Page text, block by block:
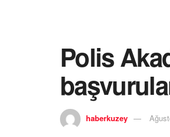
Polis
haberkuzey